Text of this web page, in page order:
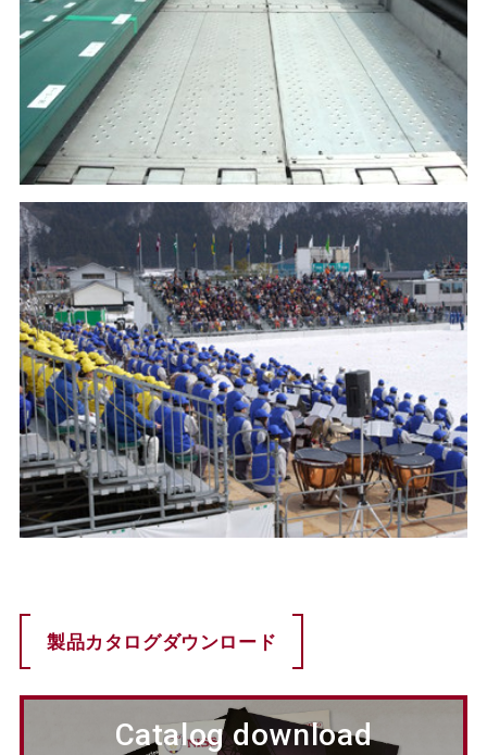
製品カタログダウンロード
Catalog download